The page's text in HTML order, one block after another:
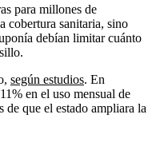
para millones de
cobertura sanitaria, sino
debían limitar cuánto
según estudios. En
en el uso mensual de
de que el estado ampliara la